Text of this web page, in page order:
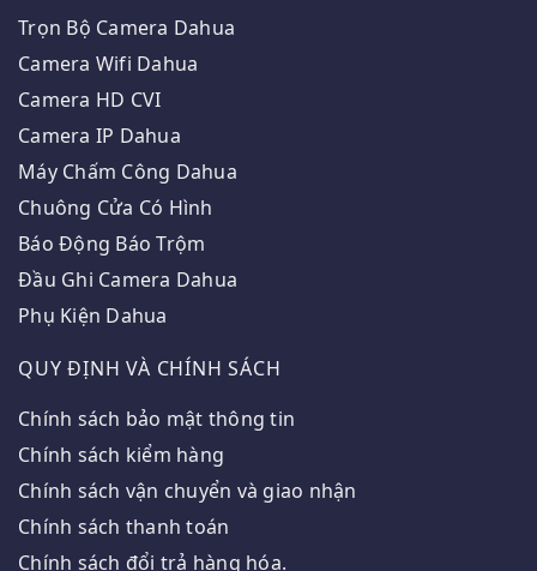
Trọn Bộ Camera Dahua
Camera Wifi Dahua
Camera HD CVI
Camera IP Dahua
Máy Chấm Công Dahua
Chuông Cửa Có Hình
Báo Động Báo Trộm
Đầu Ghi Camera Dahua
Phụ Kiện Dahua
QUY ĐỊNH VÀ CHÍNH SÁCH
Chính sách bảo mật thông tin
Chính sách kiểm hàng
Chính sách vận chuyển và giao nhận
Chính sách thanh toán
Chính sách đổi trả hàng hóa.